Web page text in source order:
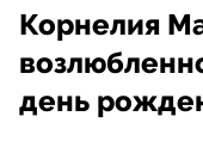
Корнелия
день